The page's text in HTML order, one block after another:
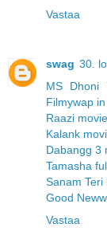
Vastaa
swag 30.
MS Dhoni
Filmywap
Raazi
Kalank
Dabangg 3
Tamasha
Sanam
Good
Vastaa